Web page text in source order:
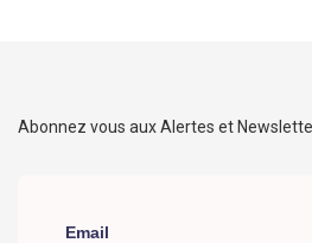
Abonnez vous aux Alertes et
Email